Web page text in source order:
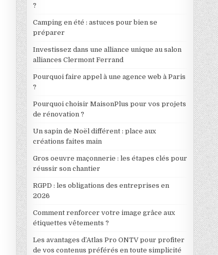
?
Camping en été : astuces pour bien se
préparer
Investissez dans une alliance unique au salon
alliances Clermont Ferrand
Pourquoi faire appel à une agence web à Paris
?
Pourquoi choisir MaisonPlus pour vos projets
de rénovation ?
Un sapin de Noël différent : place aux
créations faites main
Gros oeuvre maçonnerie : les étapes clés pour
réussir son chantier
RGPD : les obligations des entreprises en
2026
Comment renforcer votre image grâce aux
étiquettes vêtements ?
Les avantages d’Atlas Pro ONTV pour profiter
de vos contenus préférés en toute simplicité